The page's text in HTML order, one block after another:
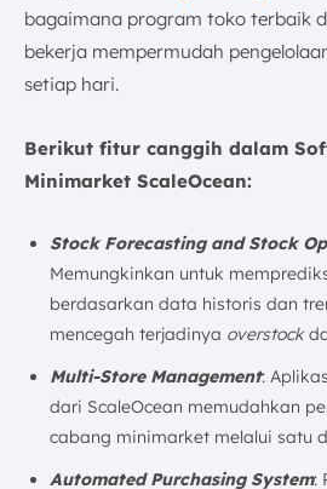
bagaimana program toko terbaik
bekerja mempermudah
setiap hari.
Berikut fitur canggih dalam S
Minimarket ScaleOcean:
Stock Forecasting and Stock
Memungkinkan untuk
berdasarkan data historis dan
mencegah terjadinya overstock
Multi-Store Management:
dari ScaleOcean memudahkan
cabang minimarket melalui satu
Automated Purchasing System: